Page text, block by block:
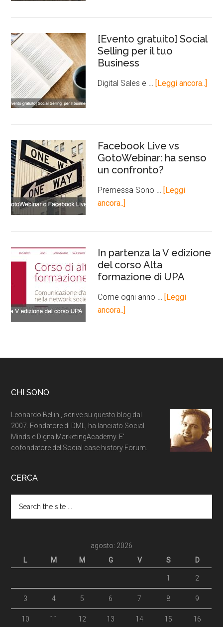
[Evento gratuito] Social
Selling per il tuo
Business
Digital Sales e … [Leggi ancora..]
Facebook Live vs
GotoWebinar: ha senso
un confronto?
Premessa Sono … [Leggi
ancora..]
In partenza la V edizione
del corso Alta
formazione di UPA
Come ogni anno … [Leggi
ancora..]
CHI SONO
Leonardo Bellini, scrive su questo blog dal
2007. Fondatore di DML, ha lanciato Social
Minds e DigitalMarketingAcademy. E'
cofondatore del Social case history Forum.
CERCA
agosto: 2026
L
M M G V S D
1 2
3 4 5 6 7 8 9
10 11 12 13 14 15 16